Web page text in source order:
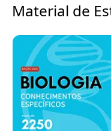
Material de